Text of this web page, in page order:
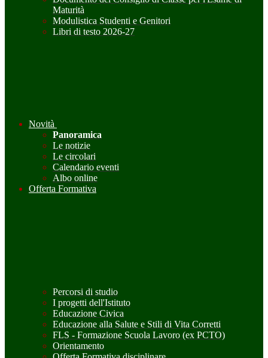
Maturità
Modulistica Studenti e Genitori
Libri di testo 2026-27
Novità
Panoramica
Le notizie
Le circolari
Calendario eventi
Albo online
Offerta Formativa
Percorsi di studio
I progetti dell'Istituto
Educazione Civica
Educazione alla Salute e Stili di Vita Corretti
FLS - Formazione Scuola Lavoro (ex PCTO)
Orientamento